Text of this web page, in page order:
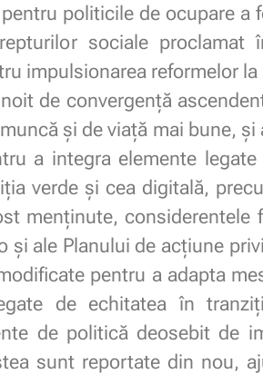
politicile de ocupare a
sociale proclamat
impulsionarea reformelor
de convergență
și de viață mai bune,
a integra elemente legate
verde și cea digitală,
menținute, considerentele
ale Planului de acțiune
pentru a adapta
de echitatea în
de politică deosebit de
sunt reportate din nou,